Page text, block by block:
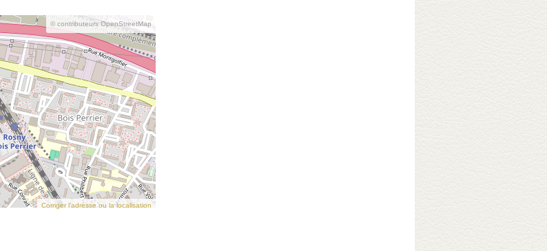
© contributeurs OpenStreetMap
Corriger l’adresse ou la localisation